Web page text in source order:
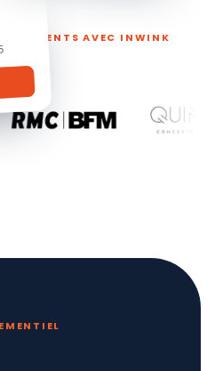
AVEC INWINK